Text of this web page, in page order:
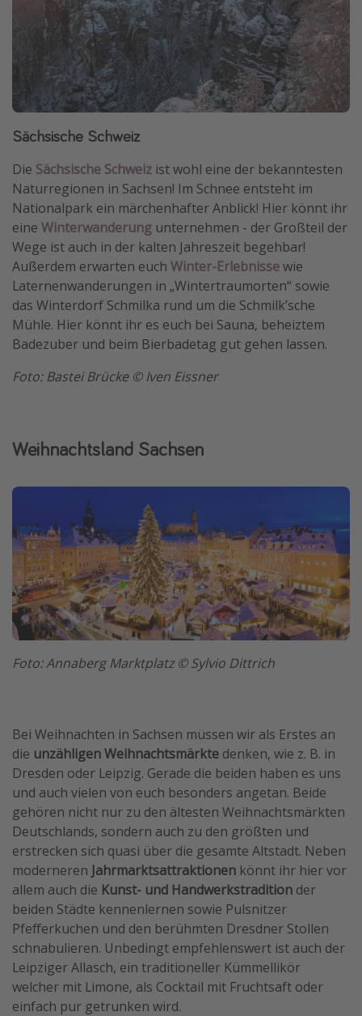
Sächsische Schweiz
Die Sächsische Schweiz ist wohl eine der bekanntesten
Naturregionen in Sachsen! Im Schnee entsteht im
Nationalpark ein märchenhafter Anblick! Hier könnt ihr
eine Winterwanderung unternehmen - der Großteil der
Wege ist auch in der kalten Jahreszeit begehbar!
Außerdem erwarten euch Winter-Erlebnissewie
Laternenwanderungen in „Wintertraumorten“ sowie
das Winterdorf Schmilka rund um die Schmilk’sche
Mühle. Hier könnt ihr es euch bei Sauna, beheiztem
Badezuber und beim Bierbadetag gut gehen lassen.
Foto: Bastei Brücke © Iven Eissner
Weihnachtsland Sachsen
Foto: Annaberg Marktplatz © Sylvio Dittrich
Bei Weihnachten in Sachsen müssen wir als Erstes an
die unzähligen Weihnachtsmärkte denken, wie z. B. in
Dresden oder Leipzig. Gerade die beiden haben es uns
und auch vielen von euch besonders angetan. Beide
gehören nicht nur zu den ältesten Weihnachtsmärkten
Deutschlands, sondern auch zu den größten und
erstrecken sich quasi über die gesamte Altstadt. Neben
moderneren Jahrmarktsattraktionen könnt ihr hier vor
allem auch die Kunst- und Handwerkstradition der
beiden Städte kennenlernen sowie Pulsnitzer
Pfefferkuchen und den berühmten Dresdner Stollen
schnabulieren. Unbedingt empfehlenswert ist auch der
Leipziger Allasch, ein traditioneller Kümmellikör
welcher mit Limone, als Cocktail mit Fruchtsaft oder
einfach pur getrunken wird.